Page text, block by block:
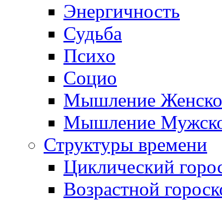
Энергичность
Судьба
Психо
Социо
Мышление
Мышление
Структуры времени
Циклический
Возрастной